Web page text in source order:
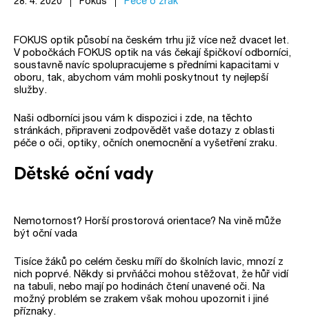
FOKUS optik působí na českém trhu již více než dvacet let.
V pobočkách FOKUS optik na vás čekají špičkoví odborníci,
soustavně navíc spolupracujeme s předními kapacitami v
oboru, tak, abychom vám mohli poskytnout ty nejlepší
služby.
Naši odborníci jsou vám k dispozici i zde, na těchto
stránkách, připraveni zodpovědět vaše dotazy z oblasti
péče o oči, optiky, očních onemocnění a vyšetření zraku.
Dětské oční vady
Nemotornost? Horší prostorová orientace? Na vině může
být oční vada
Tisíce žáků po celém česku míří do školních lavic, mnozí z
nich poprvé. Někdy si prvňáčci mohou stěžovat, že hůř vidí
na tabuli, nebo mají po hodinách čtení unavené oči. Na
možný problém se zrakem však mohou upozornit i jiné
příznaky.